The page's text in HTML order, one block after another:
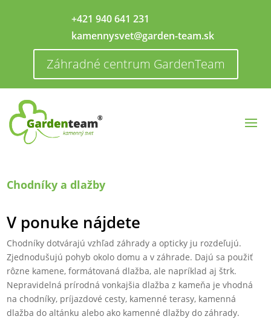
+421 940 641 231
kamennysvet@garden-team.sk
Záhradné centrum GardenTeam
Chodníky a dlažby
V ponuke nájdete
Chodníky dotvárajú vzhľad záhrady a opticky ju rozdeľujú.
Zjednodušujú pohyb okolo domu a v záhrade. Dajú sa použiť
rôzne kamene, formátovaná dlažba, ale napríklad aj štrk.
Nepravidelná prírodná vonkajšia dlažba z kameňa je vhodná
na chodníky, príjazdové cesty, kamenné terasy, kamenná
dlažba do altánku alebo ako kamenné dlažby do záhrady.